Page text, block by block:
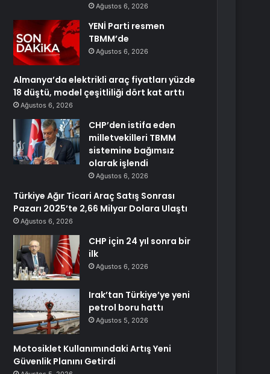
Ağustos 6, 2026
YENİ Parti resmen
TBMM’de
Ağustos 6, 2026
Almanya’da elektrikli araç fiyatları yüzde
18 düştü, model çeşitliliği dört kat arttı
Ağustos 6, 2026
CHP’den istifa eden
milletvekilleri TBMM
sistemine bağımsız
olarak işlendi
Ağustos 6, 2026
Türkiye Ağır Ticari Araç Satış Sonrası
Pazarı 2025’te 2,66 Milyar Dolara Ulaştı
Ağustos 6, 2026
CHP için 24 yıl sonra bir
ilk
Ağustos 6, 2026
Irak’tan Türkiye’ye yeni
petrol boru hattı
Ağustos 5, 2026
Motosiklet Kullanımındaki Artış Yeni
Güvenlik Planını Getirdi